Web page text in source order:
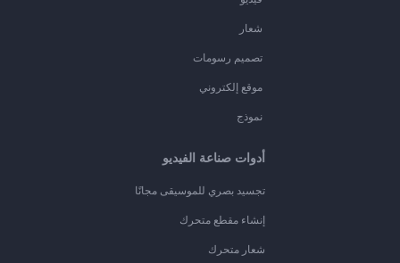
شعار
تصميم رسومات
موقع إلكتروني
نموذج
أدوات صناعة الفيديو
تجسيد بصري للموسيقى مجانًا
إنشاء مقطع متحرك
شعار متحرك